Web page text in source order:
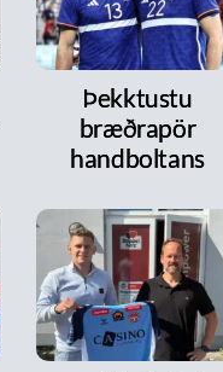
Þekktustu
bræðrapör
handboltans